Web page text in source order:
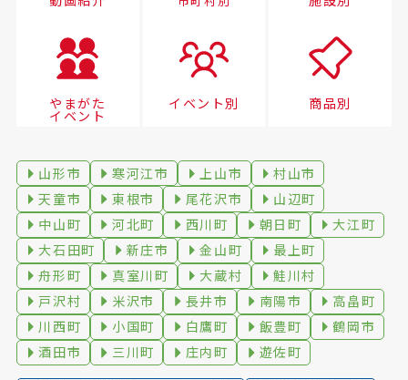
やまがた
イベント
イベント別 商品別
山形市 寒河江市 上山市
村山市
天童市
東根市 尾花沢市
山辺町
中山町
河北町 西川町 朝日町
大江町
大石田町
新庄市 金山町
最上町
舟形町
真室川町 大蔵村
鮭川村
戸沢村
米沢市 長井市 南陽市
高畠町
川西町
小国町 白鷹町 飯豊町
鶴岡市
酒田市
三川町 庄内町 遊佐町